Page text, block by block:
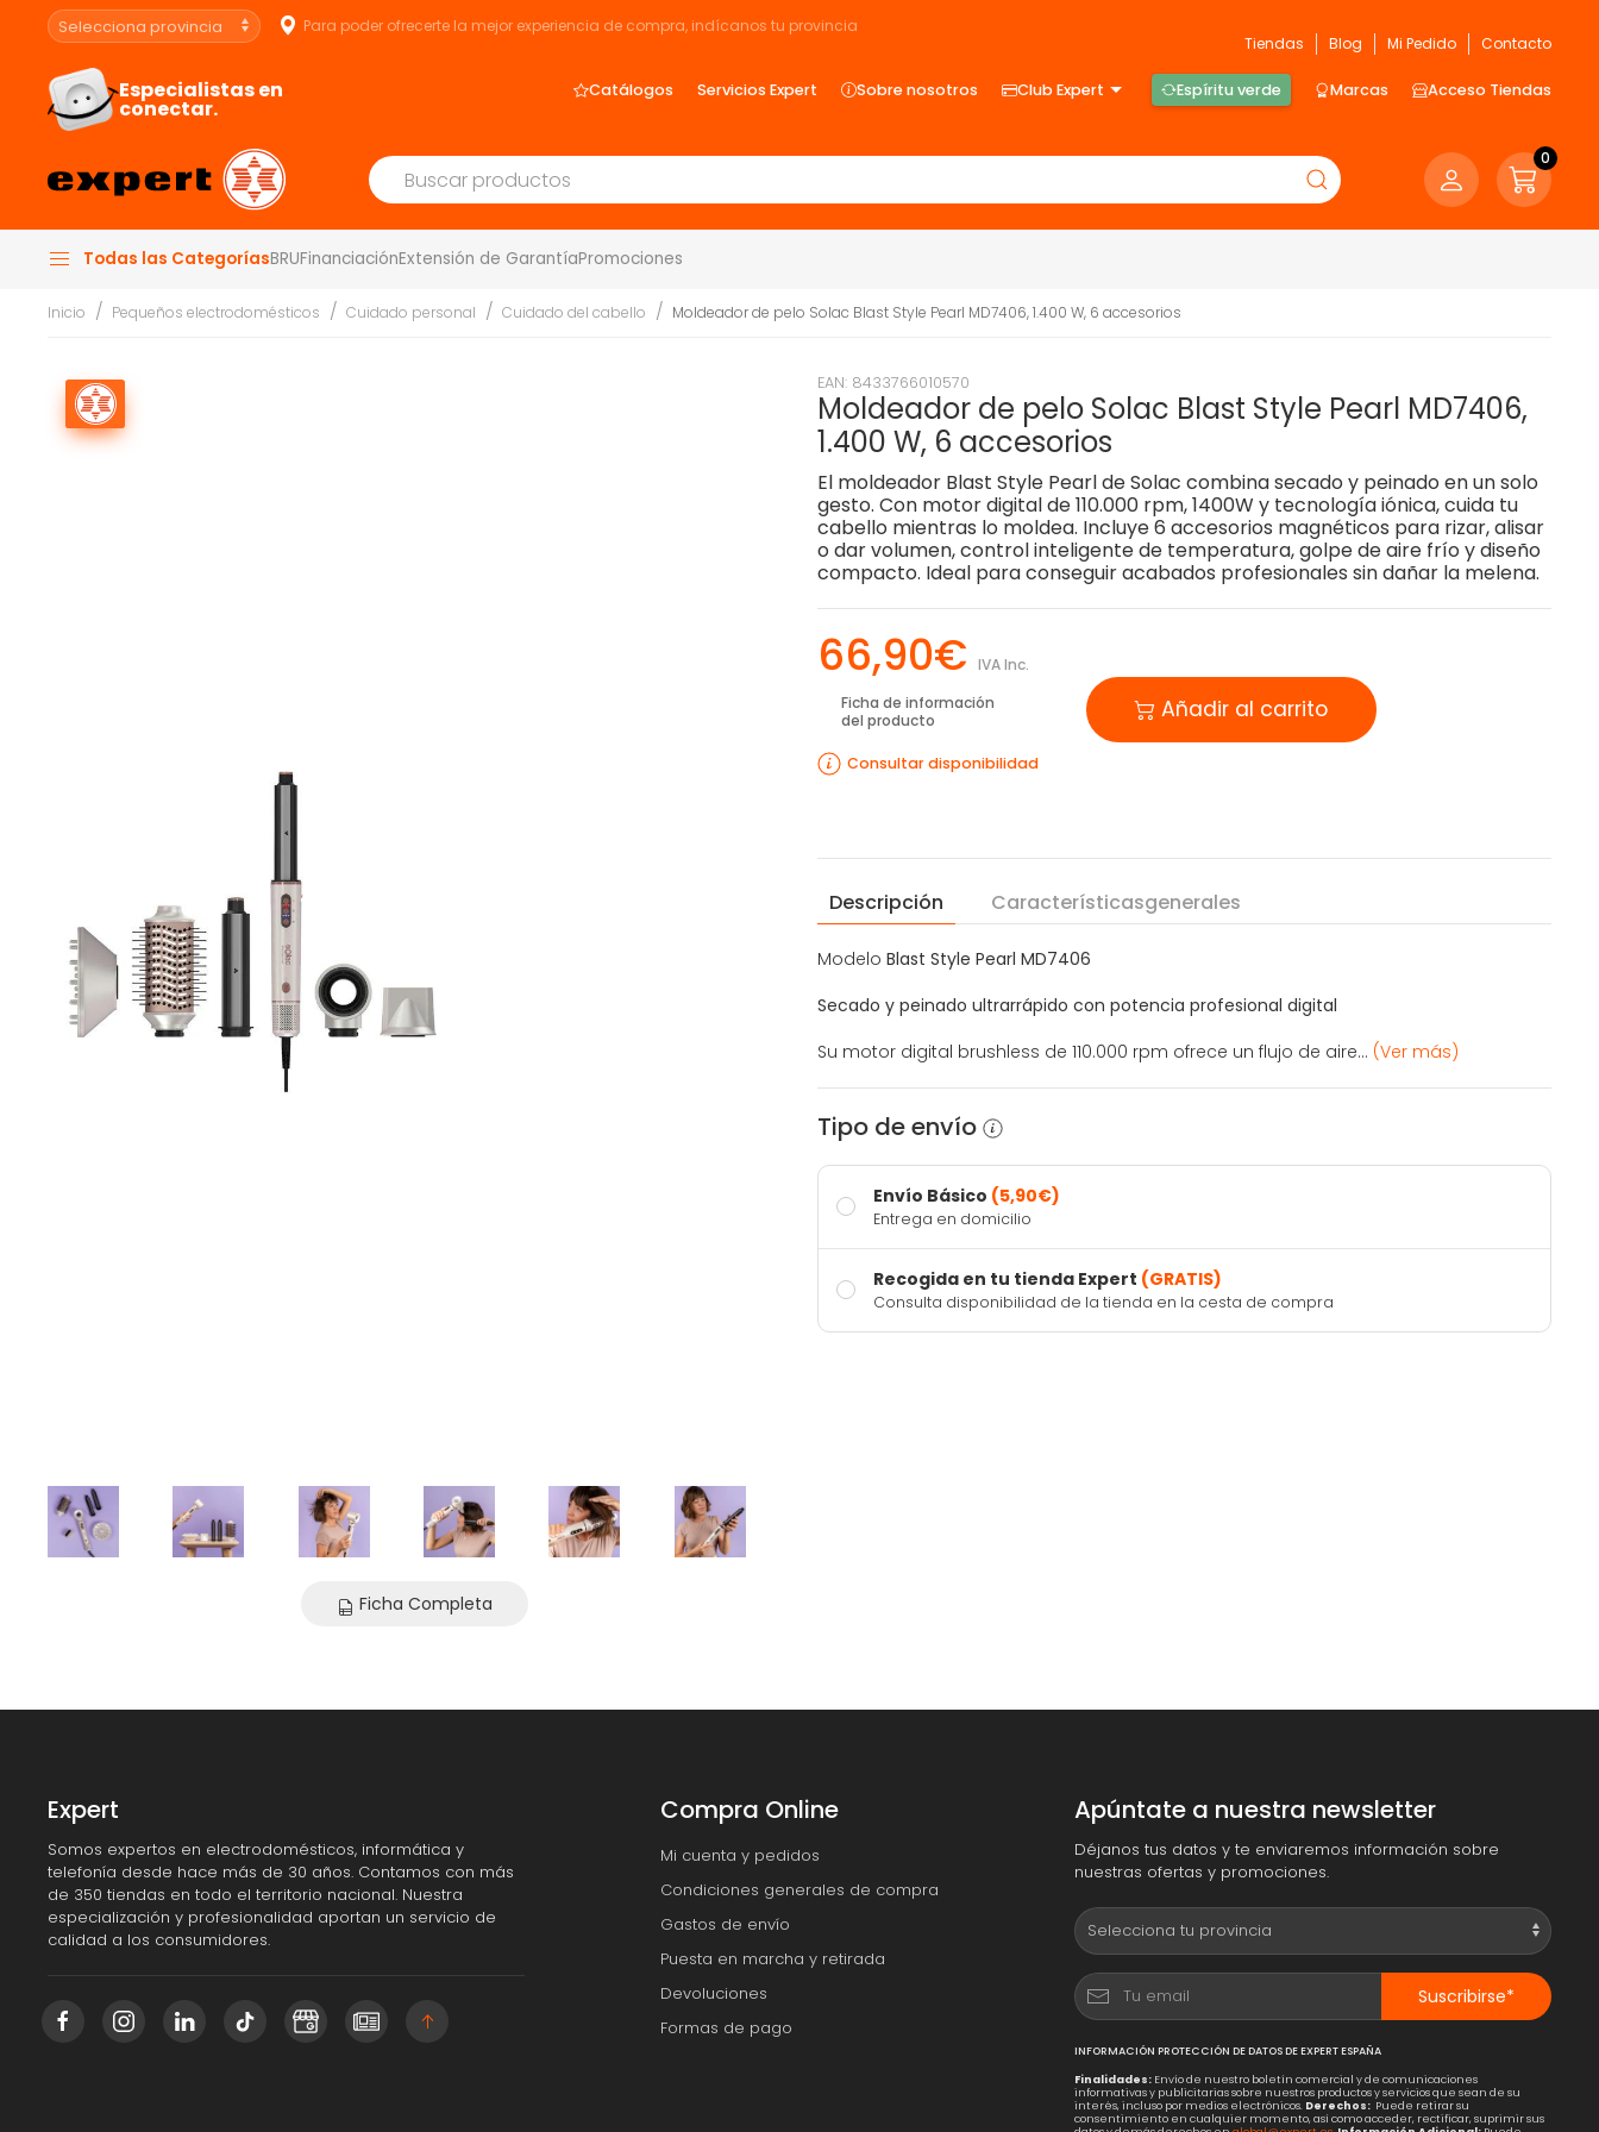
Para poder ofrecerte la mejor experiencia de compra, indícanos tu provincia
Tiendas
Blog Mi Pedido Contacto
Especialistas en
conectar.
Catálogos Servicios Expert Sobre nosotros Club Expert Espíritu verde Marcas Acceso Tiendas
0
Todas las CategoríasBRUFinanciaciónExtensión de GarantíaPromociones
Inicio Pequeños electrodomésticos Cuidado personal Cuidado del cabello Moldeador de pelo Solac Blast Style Pearl MD7406, 1.400 W, 6 accesorios
Ficha Completa
EAN: 8433766010570
Moldeador de pelo Solac Blast Style Pearl MD7406,
1.400 W, 6 accesorios
El moldeador Blast Style Pearl de Solac combina secado y peinado en un solo
gesto. Con motor digital de 110.000 rpm, 1400W y tecnología iónica, cuida tu
cabello mientras lo moldea. Incluye 6 accesorios magnéticos para rizar, alisar
o dar volumen, control inteligente de temperatura, golpe de aire frío y diseño
compacto. Ideal para conseguir acabados profesionales sin dañar la melena.
66,90€ IVA Inc.
Ficha de información
del producto
Consultar disponibilidad
Añadir al carrito
Descripción Característicasgenerales
Modelo Blast Style Pearl MD7406
Secado y peinado ultrarrápido con potencia profesional digital
Su motor digital brushless de 110.000 rpm ofrece un flujo de aire... (Ver más)
Tipo de envío
Envío Básico (5,90€)
Entrega en domicilio
Recogida en tu tienda Expert (GRATIS)
Consulta disponibilidad de la tienda en la cesta de compra
Expert
Somos expertos en electrodomésticos, informática y
telefonía desde hace más de 30 años. Contamos con más
de 350 tiendas en todo el territorio nacional. Nuestra
especialización y profesionalidad aportan un servicio de
calidad a los consumidores.
Compra Online
Mi cuenta y pedidos
Condiciones generales de compra
Gastos de envío
Puesta en marcha y retirada
Devoluciones
Formas de pago
Apúntate a nuestra newsletter
Déjanos tus datos y te enviaremos información sobre
nuestras ofertas y promociones.
Suscribirse*
INFORMACIÓN PROTECCIÓN DE DATOS DE EXPERT ESPAÑA
Finalidades:Envío de nuestro boletín comercial y de comunicaciones
informativas y publicitarias sobre nuestros productos y servicios que sean de su
interés, incluso por medios electrónicos. Derechos:Puede retirar su
consentimiento en cualquier momento, así como acceder, rectificar, suprimir sus